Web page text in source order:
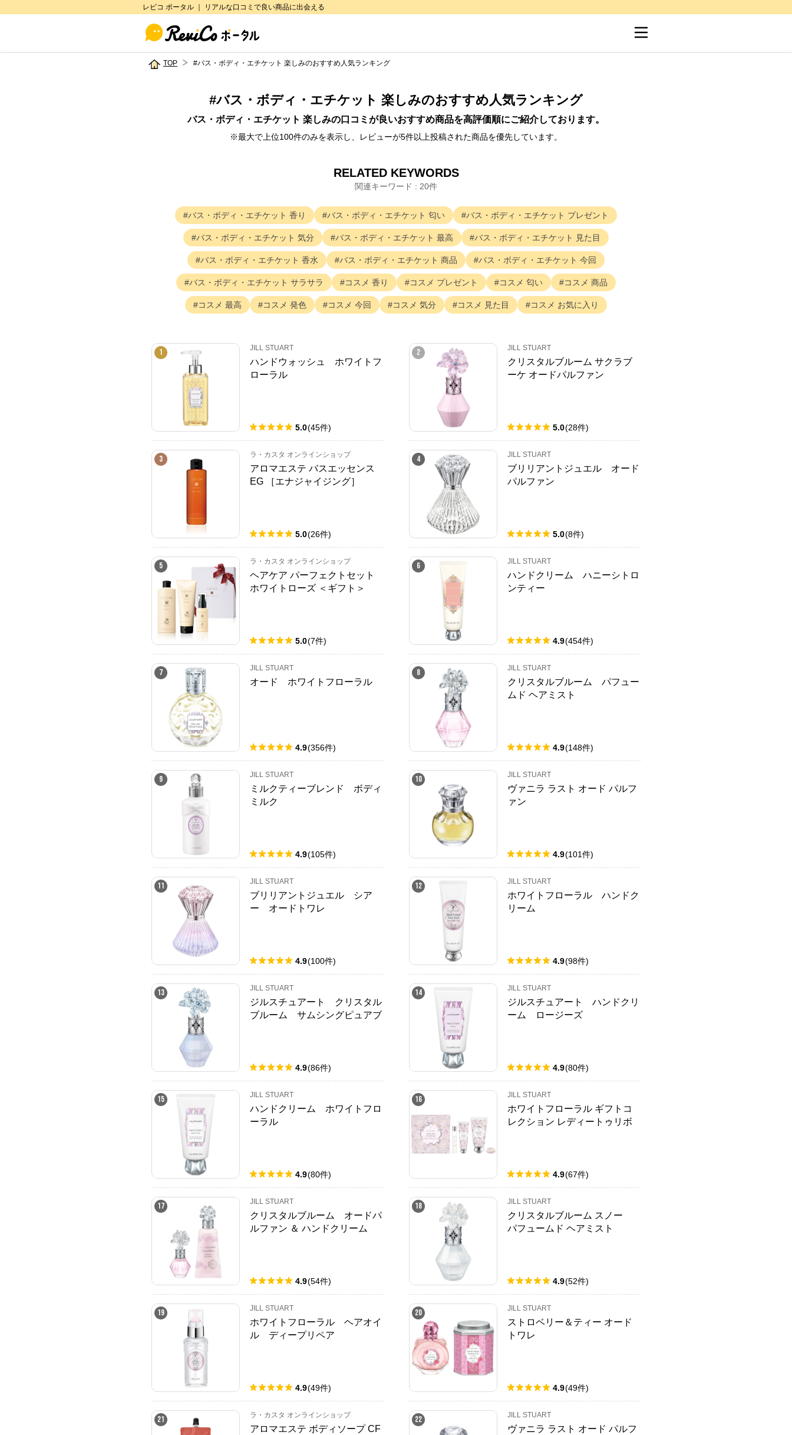
レビコ ポータル ｜ リアルな口コミで良い商品に出会える
TOP #バス・ボディ・エチケット 楽しみのおすすめ人気ランキング
#バス・ボディ・エチケット 楽しみのおすすめ人気ランキング
バス・ボディ・エチケット 楽しみの口コミが良いおすすめ商品を高評価順にご紹介しております。
※最大で上位100件のみを表示し、レビューが5件以上投稿された商品を優先しています。
RELATED KEYWORDS
関連キーワード : 20件
バス・ボディ・エチケット 香り バス・ボディ・エチケット 匂い バス・ボディ・エチケット プレゼント
バス・ボディ・エチケット 気分 バス・ボディ・エチケット 最高 バス・ボディ・エチケット 見た目
バス・ボディ・エチケット 香水 バス・ボディ・エチケット 商品 バス・ボディ・エチケット 今回
バス・ボディ・エチケット サラサラ コスメ 香り コスメ プレゼント コスメ 匂い コスメ 商品
コスメ 最高 コスメ 発色 コスメ 今回 コスメ 気分 コスメ 見た目 コスメ お気に入り
1 JILL STUART
ハンドウォッシュ ホワイトフ
ローラル
5.0(45件)
2 JILL STUART
クリスタルブルーム サクラブ
ーケ オードパルファン
5.0(28件)
3 ラ・カスタ オンラインショップ
アロマエステ バスエッセンス
EG ［エナジャイジング］
5.0(26件)
4 JILL STUART
ブリリアントジュエル オード
パルファン
5.0(8件)
5 ラ・カスタ オンラインショップ
ヘアケア パーフェクトセット
ホワイトローズ ＜ギフト＞
5.0(7件)
6 JILL STUART
ハンドクリーム ハニーシトロ
ンティー
4.9(454件)
7 JILL STUART
オード ホワイトフローラル
4.9(356件)
8 JILL STUART
クリスタルブルーム パフュー
ムド ヘアミスト
4.9(148件)
9 JILL STUART
ミルクティーブレンド ボディ
ミルク
4.9(105件)
10 JILL STUART
ヴァニラ ラスト オード パルフ
ァン
4.9(101件)
11 JILL STUART
ブリリアントジュエル シア
ー オードトワレ
4.9(100件)
12 JILL STUART
ホワイトフローラル ハンドク
リーム
4.9(98件)
13 JILL STUART
ジルスチュアート クリスタル
ブルーム サムシングピュアブ
4.9(86件)
14 JILL STUART
ジルスチュアート ハンドクリ
ーム ロージーズ
4.9(80件)
15 JILL STUART
ハンドクリーム ホワイトフロ
ーラル
4.9(80件)
16 JILL STUART
ホワイトフローラル ギフトコ
レクション レディートゥリボ
4.9(67件)
17 JILL STUART
クリスタルブルーム オードパ
ルファン ＆ ハンドクリーム
4.9(54件)
18 JILL STUART
クリスタルブルーム スノー
パフュームド ヘアミスト
4.9(52件)
19 JILL STUART
ホワイトフローラル ヘアオイ
ル ディープリペア
4.9(49件)
20 JILL STUART
ストロベリー＆ティー オード
トワレ
4.9(49件)
21 ラ・カスタ オンラインショップ
アロマエステ ボディソープ CF
22 JILL STUART
ヴァニラ ラスト オード パルフ